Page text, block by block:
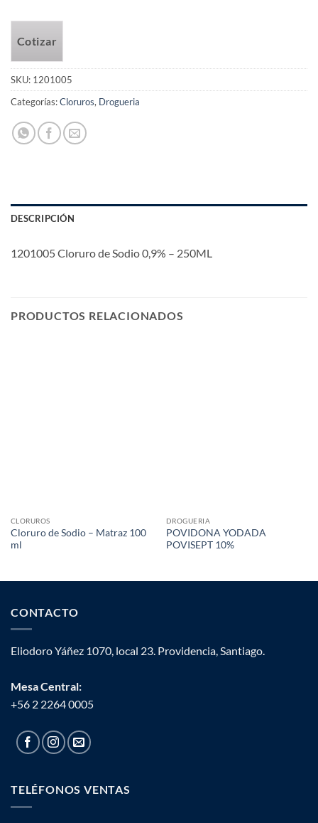
Cotizar
SKU: 1201005
Categorías:Cloruros, Drogueria
DESCRIPCIÓN
1201005 Cloruro de Sodio 0,9% – 250ML
PRODUCTOS RELACIONADOS
CLORUROS
Cloruro de Sodio – Matraz 100
ml
DROGUERIA
POVIDONA YODADA
POVISEPT 10%
CONTACTO
Eliodoro Yáñez 1070, local 23. Providencia, Santiago.
Mesa Central:
+56 2 2264 0005
TELÉFONOS VENTAS